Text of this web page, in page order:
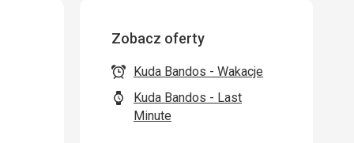
Zobacz oferty
Kuda Bandos - Wakacje
Kuda Bandos - Last
Minute